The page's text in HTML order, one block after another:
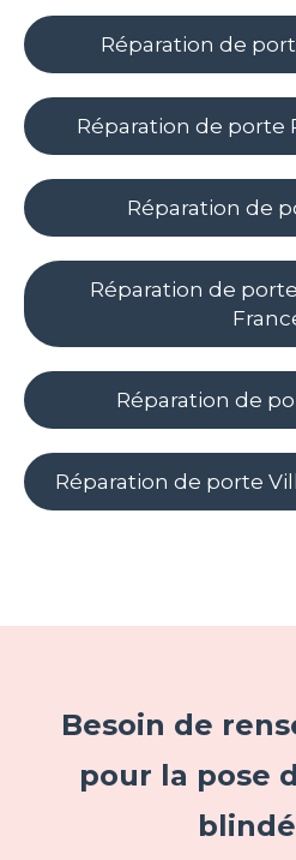
Réparation de
Réparation de porte
Réparation de
Réparation de
Réparation de
Réparation de porte
Besoin de
pour la pose